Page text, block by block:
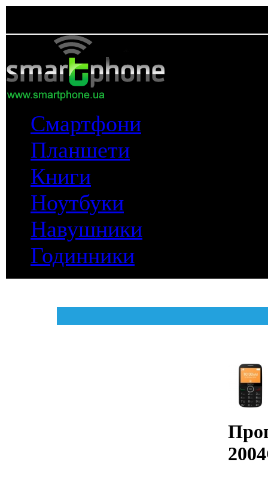
Смартфони
Планшети
Книги
Ноутбуки
Навушники
Годинники